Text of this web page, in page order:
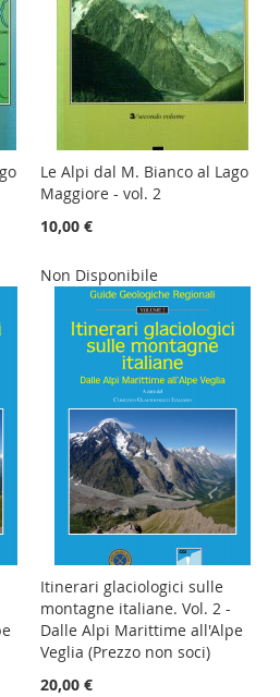
Le Alpi dal M. Bianco al Lago
Maggiore - vol. 2
10,00 €
Non Disponibile
Itinerari glaciologici sulle
montagne italiane. Vol. 2 -
Dalle Alpi Marittime all'Alpe
Veglia (Prezzo non soci)
20,00 €